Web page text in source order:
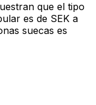
que el tipo
es de SEK a
suecas es